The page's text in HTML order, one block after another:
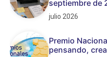
septiembre de
julio 2026
Premio
pensando,